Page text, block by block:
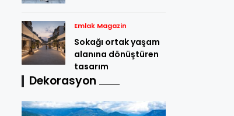
Emlak Magazin
Sokağı ortak yaşam
alanına dönüştüren
tasarım
Dekorasyon